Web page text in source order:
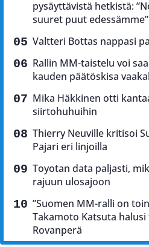
pysäyttävistä hetkistä:
suuret puut edessämme”
Valtteri Bottas nappasi
Rallin MM-taistelu voi
kauden päätöskisa
Mika Häkkinen otti
siirtohuhuihin
Thierry Neuville kritisoi
Pajari eri linjoilla
Toyotan data paljasti,
rajuun ulosajoon
”Suomen MM-ralli on
Takamoto Katsuta
Rovanperä